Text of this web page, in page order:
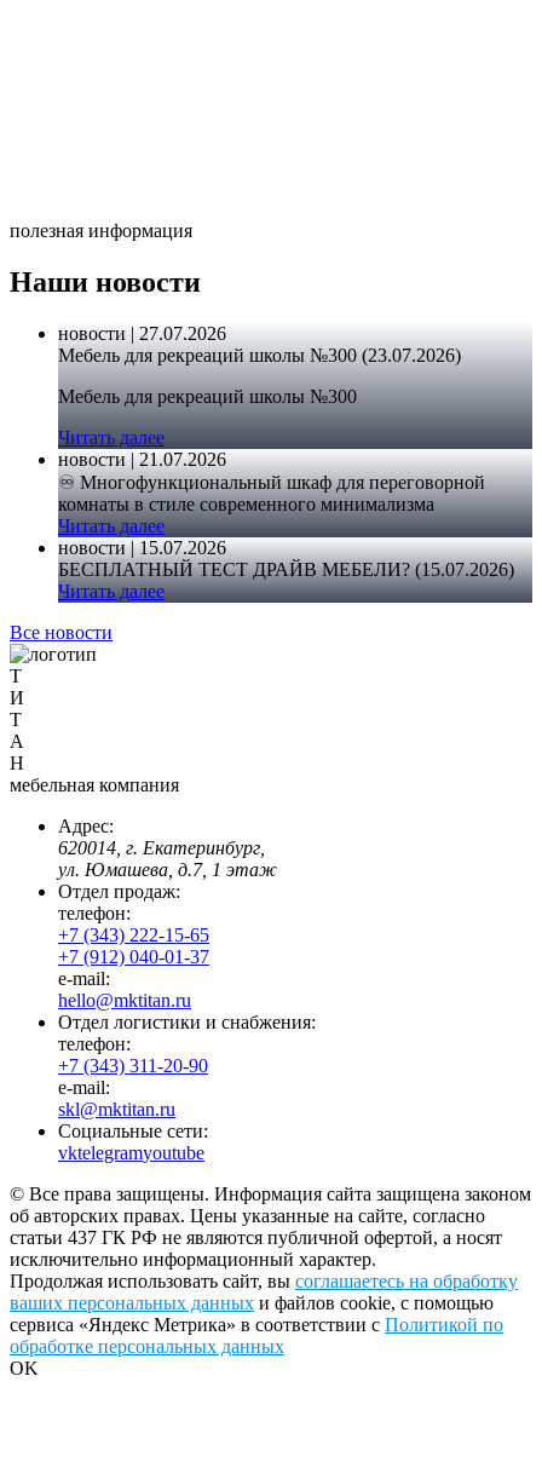
полезная информация
Наши новости
новости | 27.07.2026
Мебель для рекреаций школы №300 (23.07.2026)
Мебель для рекреаций школы №300
Читать далее
новости | 21.07.2026
♾️ Многофункциональный шкаф для переговорной
комнаты в стиле современного минимализма
Читать далее
новости | 15.07.2026
БЕСПЛАТНЫЙ ТЕСТ ДРАЙВ МЕБЕЛИ? (15.07.2026)
Читать далее
Все новости
Т
И
Т
А
Н
мебельная компания
Адрес:
620014, г. Екатеринбург,
ул. Юмашева, д.7, 1 этаж
Отдел продаж:
телефон:
+7 (343) 222-15-65
+7 (912) 040-01-37
e-mail:
hello@mktitan.ru
Отдел логистики и снабжения:
телефон:
+7 (343) 311-20-90
e-mail:
skl@mktitan.ru
Социальные сети:
vktelegramyoutube
© Все права защищены. Информация сайта защищена законом
об авторских правах. Цены указанные на сайте, согласно
статьи 437 ГК РФ не являются публичной офертой, а носят
исключительно информационный характер.
Продолжая использовать сайт, вы соглашаетесь на обработку
ваших персональных данных и файлов cookie, с помощью
сервиса «Яндекс Метрика» в соответствии с Политикой по
обработке персональных данных
OK